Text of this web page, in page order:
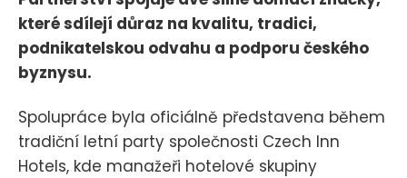
které sdílejí důraz na kvalitu, tradici,
podnikatelskou odvahu a podporu českého
byznysu.
Spolupráce byla oficiálně představena během
tradiční letní party společnosti Czech Inn
Hotels, kde manažeři hotelové skupiny